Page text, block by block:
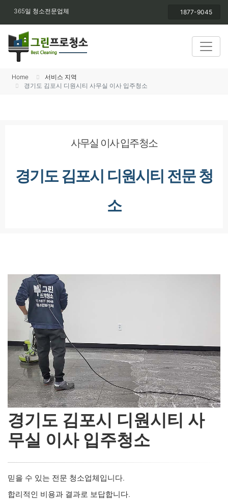
365일 청소전문업체 1877-9045
Home
서비스 지역
경기도 김포시 디원시티 사무실 이사 입주청소
사무실 이사 입주청소
경기도 김포시 디원시티 전문 청
소
경기도 김포시 디원시티 사
무실 이사 입주청소
믿을 수 있는 전문 청소업체입니다.
합리적인 비용과 결과로 보답합니다.